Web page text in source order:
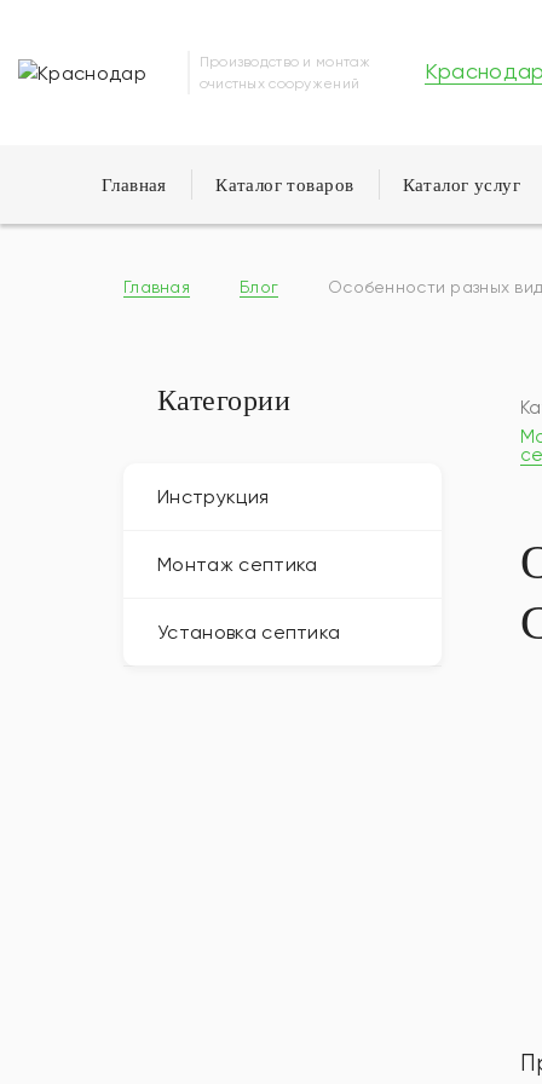
Производство и монтаж
очистных сооружений
Краснодар
Главная Каталог товаров Каталог услуг
Главная Блог Особенности разных
Категории
Инструкция
Монтаж септика
Установка септика